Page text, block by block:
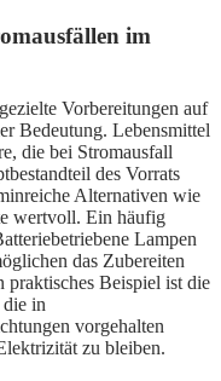
im
Vorbereitungen auf
Bedeutung. Lebensmittel
die bei Stromausfall
des Vorrats
Alternativen wie
wertvoll. Ein häufig
Lampen
das Zubereiten
praktisches Beispiel ist die
in
vorgehalten
zu bleiben.